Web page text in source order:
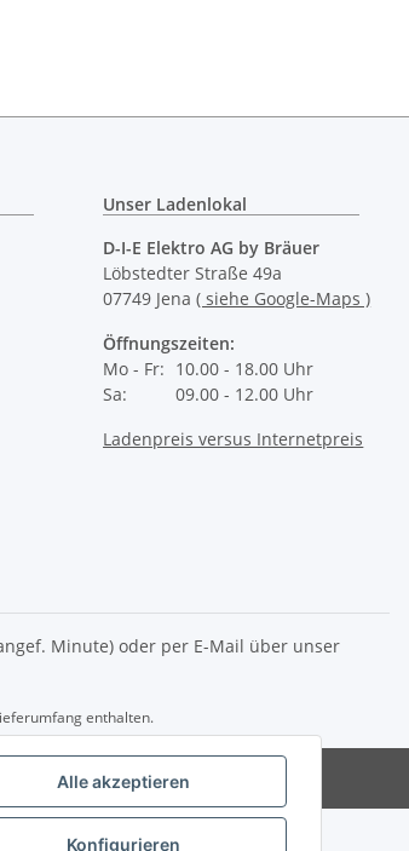
Alle akzeptieren
Konfigurieren
Unser Ladenlokal
D-I-E Elektro AG by Bräuer
Löbstedter Straße 49a
07749 Jena( siehe Google-Maps )
Öffnungszeiten:
Mo - Fr: 10.00 - 18.00 Uhr
Sa:
09.00 - 12.00 Uhr
Ladenpreis versus Internetpreis
Minute) oder per E-Mail über unser
enthalten.